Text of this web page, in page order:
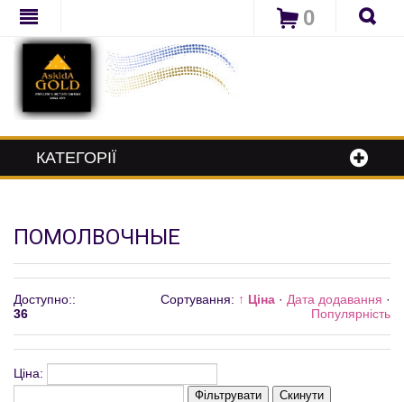
0
КАТЕГОРІЇ
ПОМОЛВОЧНЫЕ
Доступно::
36
Сортування: ↑ Ціна · Дата додавання ·
Популярність
Ціна:
Фільтрувати Скинути